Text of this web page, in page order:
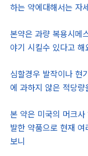
하는 약에대해서는 자
본약은 과량 복용시메
야기 시킬수 있다고 해
심할경우 발작이나 현
에 과하지 않은 적당
본 약은 미국의 머크
발한 약품으로 현재
보니